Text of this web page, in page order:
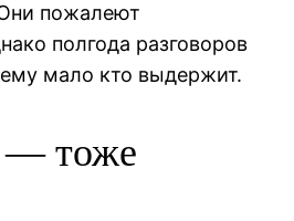
пожалеют
полгода разговоров
мало кто выдержит.
— тоже